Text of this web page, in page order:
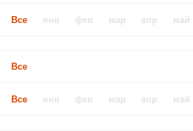
Все янв фев мар апр май
Все
Все янв фев мар апр май